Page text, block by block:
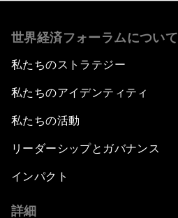
世界経済フォーラムについて
私たちのストラテジー
私たちのアイデンティティ
私たちの活動
リーダーシップとガバナンス
インパクト
詳細